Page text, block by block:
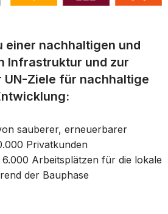
einer nachhaltigen und
Infrastruktur und zur
UN-Ziele für nachhaltige
sauberer, erneuerbarer
Privatkunden
Arbeitsplätzen für die lokale
der Bauphase